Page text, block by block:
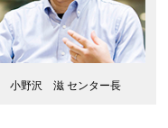
小野沢 滋 センター長